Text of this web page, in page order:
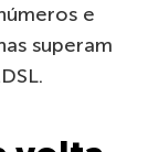
e
superam